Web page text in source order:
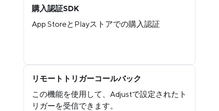
購入認証SDK
App StoreとPlayストアでの購入認証
リモートトリガーコールバック
この機能を使用して、Adjustで設定されたト
リガーを受信できます。